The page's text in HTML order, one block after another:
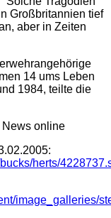
Großbritannien tief
aber in Zeiten
14 ums Leben
1984, teilte die
News online
herts/
image_galleries/